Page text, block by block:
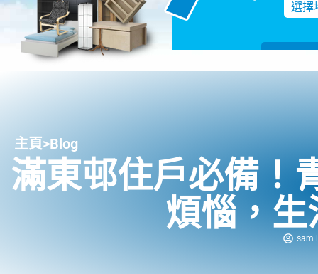
選擇
主頁>Blog
滿東邨住戶必備！
煩惱，
sam